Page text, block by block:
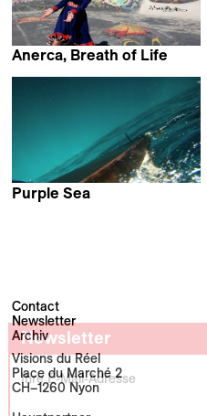
Anerca, Breath of Life
Purple Sea
Contact
Newsletter
Archiv
Visions du Réel
Place du Marché 2
CH–1260 Nyon
Newsletter
Ihre E-Mail-Adresse